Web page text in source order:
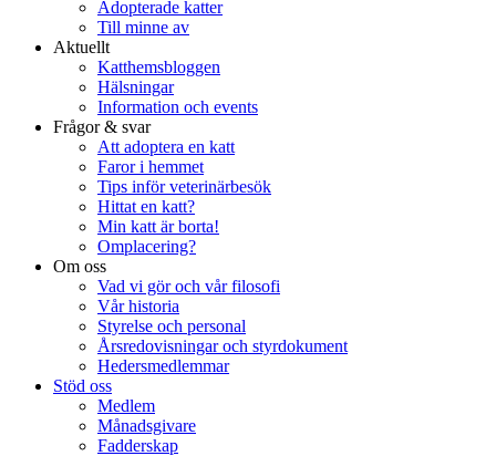
Adopterade katter
Till minne av
Aktuellt
Katthemsbloggen
Hälsningar
Information och events
Frågor & svar
Att adoptera en katt
Faror i hemmet
Tips inför veterinärbesök
Hittat en katt?
Min katt är borta!
Omplacering?
Om oss
Vad vi gör och vår filosofi
Vår historia
Styrelse och personal
Årsredovisningar och styrdokument
Hedersmedlemmar
Stöd oss
Medlem
Månadsgivare
Fadderskap